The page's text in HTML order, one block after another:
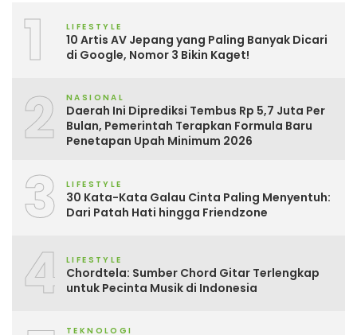
1 LIFESTYLE
10 Artis AV Jepang yang Paling Banyak Dicari
di Google, Nomor 3 Bikin Kaget!
2 NASIONAL
Daerah Ini Diprediksi Tembus Rp 5,7 Juta Per
Bulan, Pemerintah Terapkan Formula Baru
Penetapan Upah Minimum 2026
3 LIFESTYLE
30 Kata-Kata Galau Cinta Paling Menyentuh:
Dari Patah Hati hingga Friendzone
4 LIFESTYLE
Chordtela: Sumber Chord Gitar Terlengkap
untuk Pecinta Musik di Indonesia
TEKNOLOGI